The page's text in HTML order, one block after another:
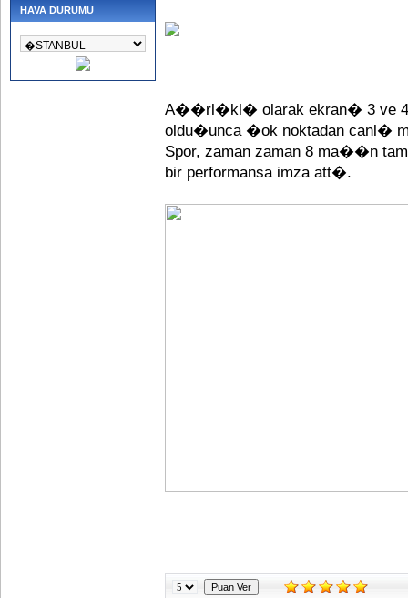
HAVA DURUMU
A��rl�kl� olarak ekran� 3 ve
oldu�unca �ok noktadan
Spor, zaman zaman 8 ma��n
bir performansa imza att�.